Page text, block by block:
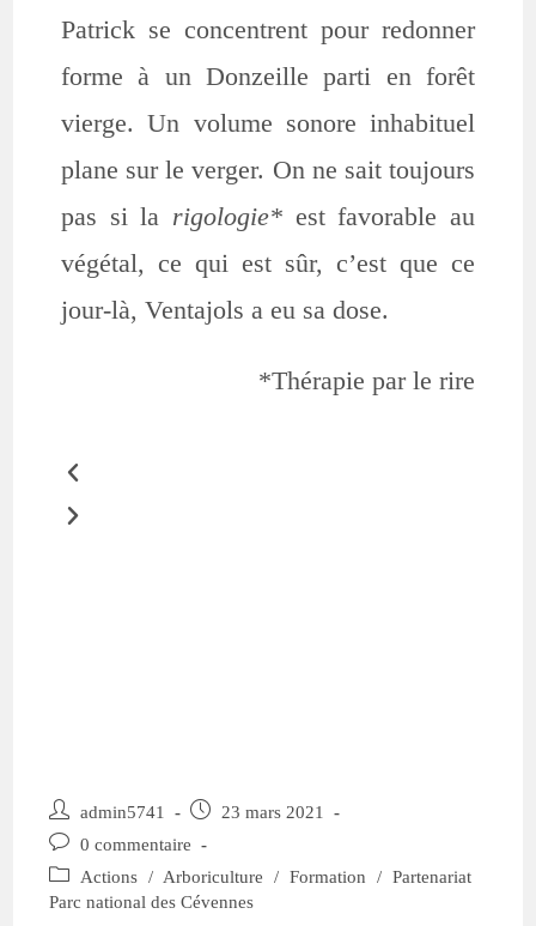
Patrick se concentrent pour redonner
forme à un Donzeille parti en forêt
vierge. Un volume sonore inhabituel
plane sur le verger. On ne sait toujours
pas si la rigologie* est favorable au
végétal, ce qui est sûr, c’est que ce
jour-là, Ventajols a eu sa dose.
*Thérapie par le rire
admin5741
23 mars 2021
0 commentaire
Actions / Arboriculture / Formation / Partenariat
Parc national des Cévennes